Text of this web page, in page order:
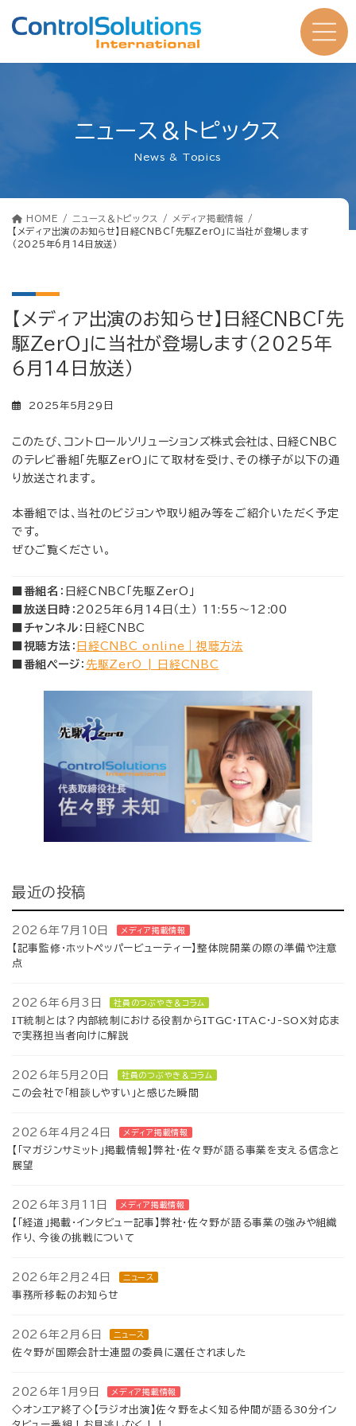
へ
ョ
ニュース＆トピックス
News & Topics
HOME ニュース＆トピックス
メディア掲載情報
【メディア出演のお知らせ】日経CNBC「先駆ZerO」に当社が登場します
（2025年6月14日放送）
【メディア出演のお知らせ】日経CNBC「先
駆ZerO」に当社が登場します（2025年
6月14日放送）
2025年5月29日
このたび、コントロールソリューションズ株式会社は、日経CNBC
のテレビ番組「先駆ZerO」にて取材を受け、その様子が以下の通
り放送されます。
本番組では、当社のビジョンや取り組み等をご紹介いただく予定
です。
ぜひご覧ください。
番組名 ：日経CNBC「先駆ZerO」
放送日時 ：2025年6月14日（土） 11:55～12:00
チャンネル ：日経CNBC
視聴方法 ： 日経CNBC online｜視聴方法
番組ページ ： 先駆ZerO | 日経CNBC
最近の投稿
2026年7月10日 メディア掲載情報
【記事監修・ホットペッパービューティー】整体院開業の際の準備や注意
点
2026年6月3日 社員のつぶやき＆コラム
IT統制とは？内部統制における役割からITGC·ITAC·J-SOX対応ま
で実務担当者向けに解説
2026年5月20日 社員のつぶやき＆コラム
この会社で「相談しやすい」と感じた瞬間
2026年4月24日 メディア掲載情報
【「マガジンサミット」掲載情報】弊社・佐々野が語る事業を支える信念と
展望
2026年3月11日 メディア掲載情報
【「経道」掲載・インタビュー記事】弊社・佐々野が語る事業の強みや組織
作り、今後の挑戦について
2026年2月24日 ニュース
事務所移転のお知らせ
2026年2月6日 ニュース
佐々野が国際会計士連盟の委員に選任されました
2026年1月9日 メディア掲載情報
◇オンエア終了◇【ラジオ出演】佐々野をよく知る仲間が語る30分イン